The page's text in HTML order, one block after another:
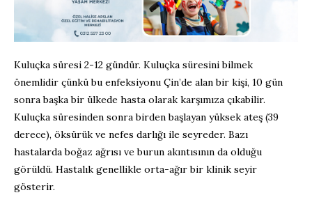
Kuluçka süresi 2-12 gündür. Kuluçka süresini bilmek
önemlidir çünkü bu enfeksiyonu Çin’de alan bir kişi, 10 gün
sonra başka bir ülkede hasta olarak karşımıza çıkabilir.
Kuluçka süresinden sonra birden başlayan yüksek ateş (39
derece), öksürük ve nefes darlığı ile seyreder. Bazı
hastalarda boğaz ağrısı ve burun akıntısının da olduğu
görüldü. Hastalık genellikle orta-ağır bir klinik seyir
gösterir.